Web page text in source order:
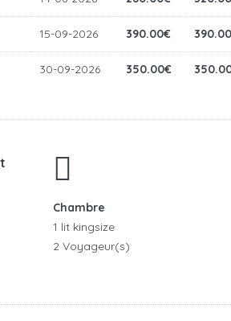
15-09-2026 390.00€
30-09-2026 350.00€
Chambre
1 lit kingsize
2 Voyageur(s)